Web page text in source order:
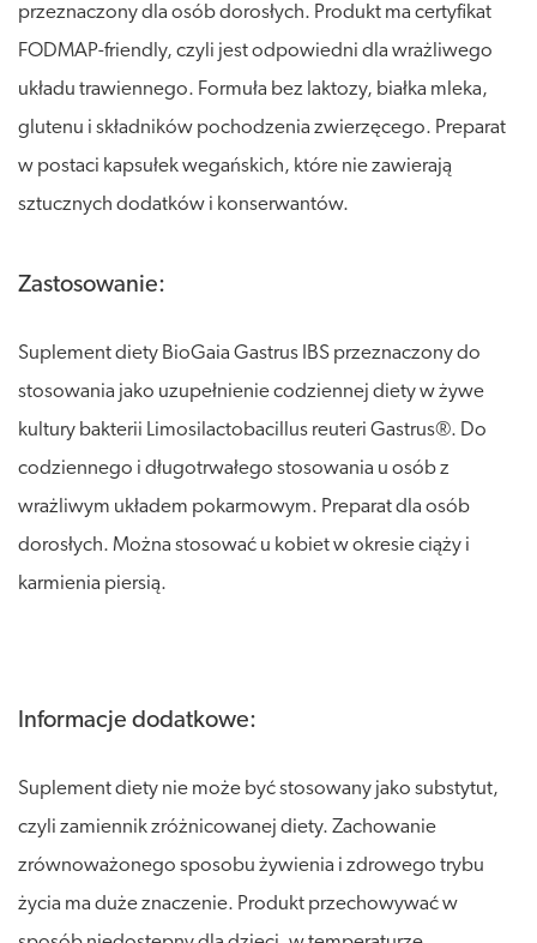
przeznaczony dla osób dorosłych. Produkt ma certyfikat
FODMAP-friendly, czyli jest odpowiedni dla wrażliwego
układu trawiennego. Formuła bez laktozy, białka mleka,
glutenu i składników pochodzenia zwierzęcego. Preparat
w postaci kapsułek wegańskich, które nie zawierają
sztucznych dodatków i konserwantów.
Zastosowanie:
Suplement diety BioGaia Gastrus IBS przeznaczony do
stosowania jako uzupełnienie codziennej diety w żywe
kultury bakterii Limosilactobacillus reuteri Gastrus®. Do
codziennego i długotrwałego stosowania u osób z
wrażliwym układem pokarmowym. Preparat dla osób
dorosłych. Można stosować u kobiet w okresie ciąży i
karmienia piersią.
Informacje dodatkowe:
Suplement diety nie może być stosowany jako substytut,
czyli zamiennik zróżnicowanej diety. Zachowanie
zrównoważonego sposobu żywienia i zdrowego trybu
życia ma duże znaczenie. Produkt przechowywać w